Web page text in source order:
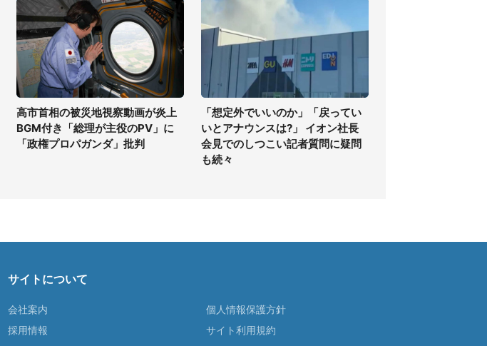
高市首相の被災地視察動画が炎上
BGM付き「総理が主役のPV」に
「政権プロパガンダ」批判
「想定外でいいのか」「戻ってい
いとアナウンスは?」 イオン社長
会見でのしつこい記者質問に疑問
も続々
サイトについて
会社案内
採用情報
個人情報保護方針
サイト利用規約